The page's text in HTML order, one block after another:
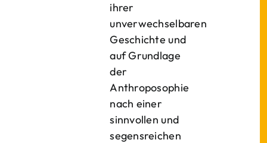
ihrer
unverwechselbaren
Geschichte und
auf Grundlage
der
Anthroposophie
nach einer
sinnvollen und
segensreichen